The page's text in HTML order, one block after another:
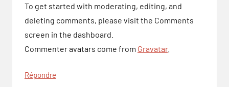
To get started with moderating, editing, and
deleting comments, please visit the Comments
screen in the dashboard.
Commenter avatars come from Gravatar.
Répondre